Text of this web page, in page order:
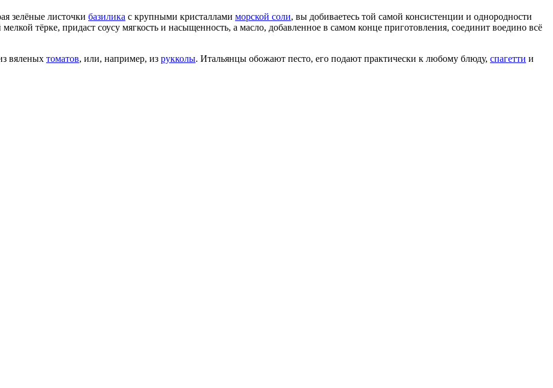
зелёные листочки базилика с крупными кристаллами морской соли, вы добиваетесь той самой консистенции и однородности
тёрке, придаст соусу мягкость и насыщенность, а масло, добавленное в самом конце приготовления, соединит воедино всё
вяленых томатов, или, например, из рукколы. Итальянцы обожают песто, его подают практически к любому блюду, спагетти и